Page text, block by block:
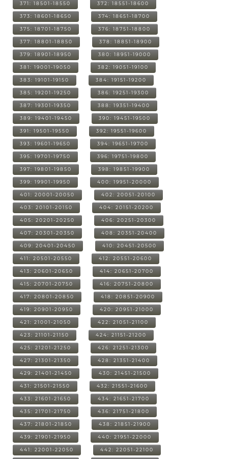
371: 18501-18550 372: 18551-18600
373: 18601-18650 374: 18651-18700
375: 18701-18750 376: 18751-18800
377: 18801-18850 378: 18851-18900
379: 18901-18950 380: 18951-19000
381: 19001-19050 382: 19051-19100
383: 19101-19150 384: 19151-19200
385: 19201-19250 386: 19251-19300
387: 19301-19350 388: 19351-19400
389: 19401-19450 390: 19451-19500
391: 19501-19550 392: 19551-19600
393: 19601-19650 394: 19651-19700
395: 19701-19750 396: 19751-19800
397: 19801-19850 398: 19851-19900
399: 19901-19950 400: 19951-20000
401: 20001-20050 402: 20051-20100
403: 20101-20150 404: 20151-20200
405: 20201-20250 406: 20251-20300
407: 20301-20350 408: 20351-20400
409: 20401-20450 410: 20451-20500
411: 20501-20550 412: 20551-20600
413: 20601-20650 414: 20651-20700
415: 20701-20750 416: 20751-20800
417: 20801-20850 418: 20851-20900
419: 20901-20950 420: 20951-21000
421: 21001-21050 422: 21051-21100
423: 21101-21150 424: 21151-21200
425: 21201-21250 426: 21251-21300
427: 21301-21350 428: 21351-21400
429: 21401-21450 430: 21451-21500
431: 21501-21550 432: 21551-21600
433: 21601-21650 434: 21651-21700
435: 21701-21750 436: 21751-21800
437: 21801-21850 438: 21851-21900
439: 21901-21950 440: 21951-22000
441: 22001-22050 442: 22051-22100